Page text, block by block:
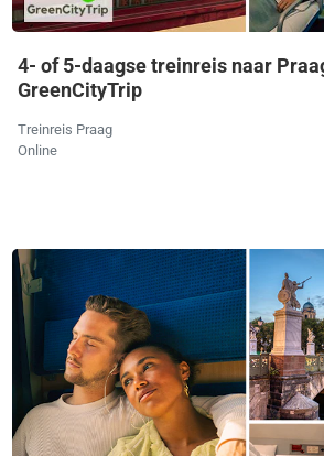
4- of 5-daagse treinreis naar
GreenCityTrip
Treinreis Praag
Online